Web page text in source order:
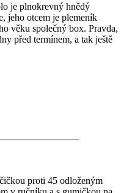
je plnokrevný hnědý
jeho otcem je plemeník
věku společný box. Pravda,
před termínem, a tak ještě
proti 45 odloženým